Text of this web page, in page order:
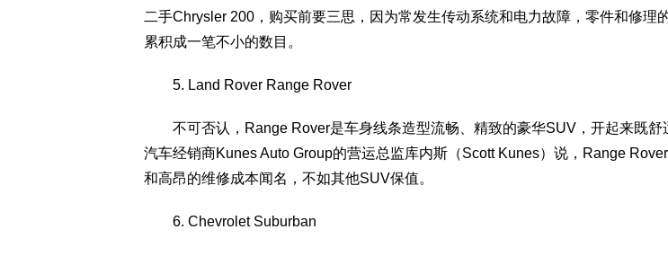
二手Chrysler 200，购买前要三思，因为常发生传动系统和电力故障，零件和修理
累积成一笔不小的数目。
5. Land Rover Range Rover
不可否认，Range Rover是车身线条造型流畅、精致的豪华SUV，开起来既舒
汽车经销商Kunes Auto Group的营运总监库内斯（Scott Kunes）说，Range
和高昂的维修成本闻名，不如其他SUV保值。
6. Chevrolet Suburban